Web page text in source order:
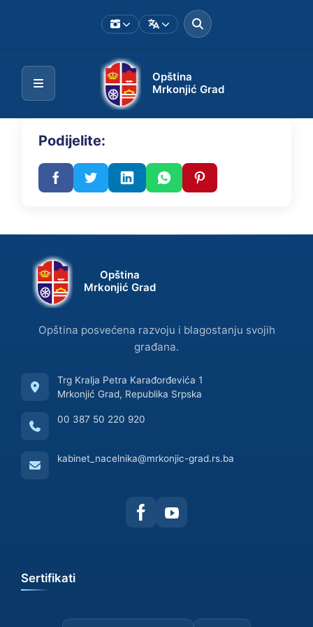
Opština
Mrkonjić Grad
Podijelite:
Opština
Mrkonjić Grad
Opština posvećena razvoju i blagostanju svojih
građana.
Trg Kralja Petra Karađorđevića 1
Mrkonjić Grad, Republika Srpska
00 387 50 220 920
kabinet_nacelnika@mrkonjic-grad.rs.ba
Sertifikati